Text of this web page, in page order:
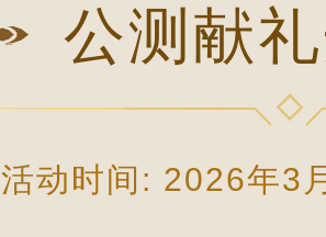
公测献
活动时间: 2026年3